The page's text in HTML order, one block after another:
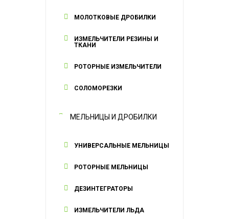
МОЛОТКОВЫЕ ДРОБИЛКИ
ИЗМЕЛЬЧИТЕЛИ РЕЗИНЫ И
ТКАНИ
РОТОРНЫЕ ИЗМЕЛЬЧИТЕЛИ
СОЛОМОРЕЗКИ
МЕЛЬНИЦЫ И ДРОБИЛКИ
УНИВЕРСАЛЬНЫЕ МЕЛЬНИЦЫ
РОТОРНЫЕ МЕЛЬНИЦЫ
ДЕЗИНТЕГРАТОРЫ
ИЗМЕЛЬЧИТЕЛИ ЛЬДА